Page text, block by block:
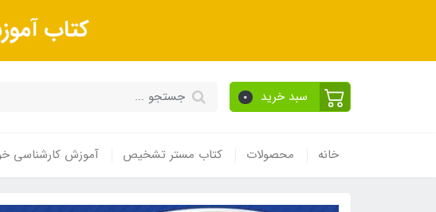
کتاب
سبد خرید 0
خانه محصولات کتاب مستر تشخیص آموزش کارشناسی